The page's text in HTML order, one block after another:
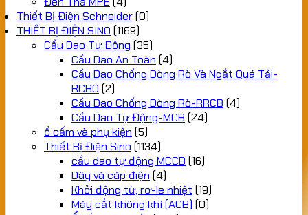
Thiết Bị Điện Schneider(0)
THIẾT BỊ ĐIỆN SINO (1169)
Cầu Dao Tự Động (35)
Cầu Dao An Toàn (4)
Cầu Dao Chống Dòng Rò Và Ngắt Quá Tải-
RCBO (2)
Cầu Dao Chống Dòng Rò-RRCB (4)
Cầu Dao Tự Động-MCB (24)
ổ cấm và phụ kiện (5)
Thiết Bị Điện Sino (1134)
cầu dao tự động MCCB (16)
Dây và cáp điện (4)
Khởi động từ, rơ-le nhiệt (19)
Máy cắt không khí (ACB) (0)